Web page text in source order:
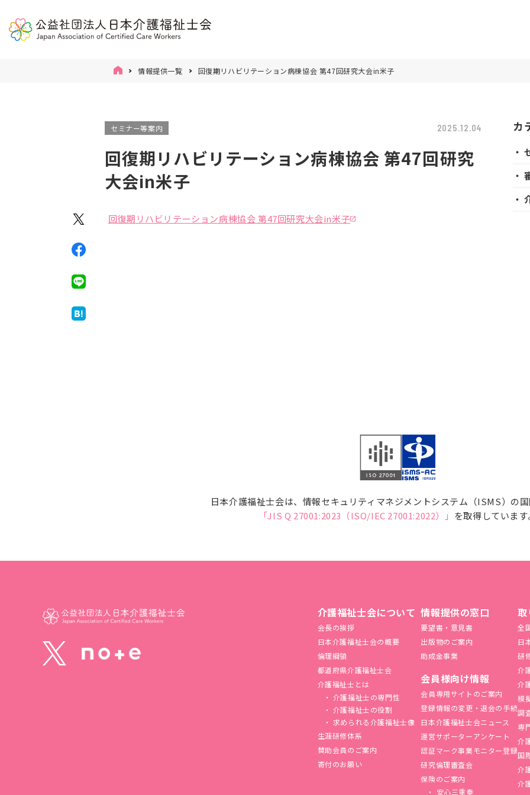
情報提供一覧 回復期リハビリテーション病棟協会 第47回研究大会in米子
セミナー等案内 2025.12.04
回復期リハビリテーション病棟協会 第47回研究
大会in米子
回復期リハビリテーション病棟協会 第47回研究大会in米子
カ
・
・
・
日本介護福祉士会は、情報セキュリティマネジメントシステム（ISMS）の
「JIS Q 27001:2023（ISO/IEC 27001:2022）」 を取得しています
介護福祉士会について
会長の挨拶
日本介護福祉士会の概要
倫理綱領
都道府県介護福祉士会
介護福祉士とは
介護福祉士の専門性
介護福祉士の役割
求められる介護福祉士像
生涯研修体系
賛助会員のご案内
寄付のお願い
情報提供の窓口
要望書・意見書
出版物のご案内
助成金事業
会員様向け情報
会員専用サイトのご案内
登録情報の変更・退会の手続
日本介護福祉士会ニュース
運営サポーターアンケート
認証マーク事業モニター登録
研究倫理審査会
保険のご案内
安心三重奏
取
全
日
研
介
介
模
調
専
介
国
介
介